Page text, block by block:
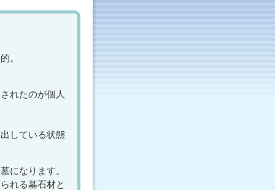
。
れたのが個人
している状態
になります。
れる墓石材と